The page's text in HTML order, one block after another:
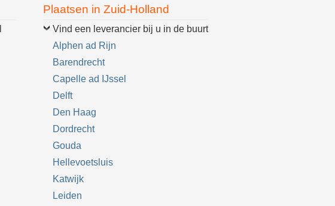
Plaatsen in Zuid-Holland
Vind een leverancier bij u in de buurt
Alphen ad Rijn
Barendrecht
Capelle ad IJssel
Delft
Den Haag
Dordrecht
Gouda
Hellevoetsluis
Katwijk
Leiden